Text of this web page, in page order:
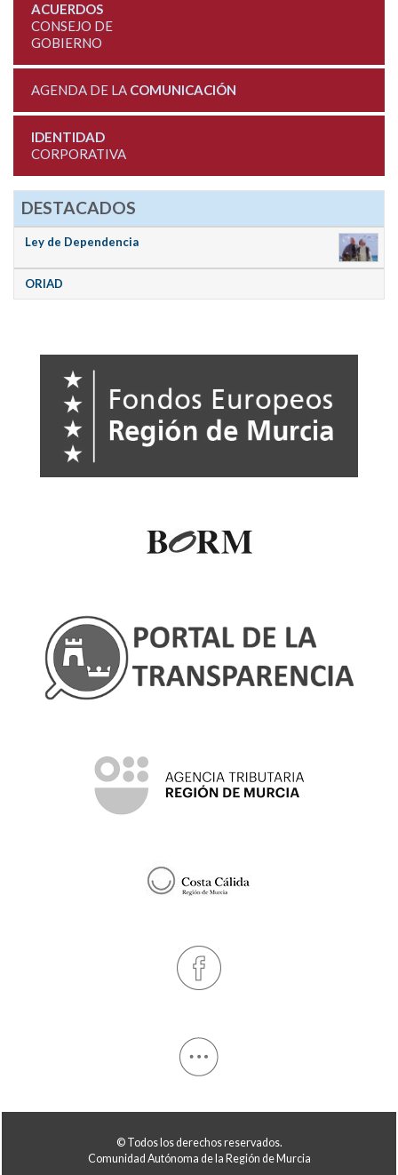
ACUERDOS
CONSEJO DE
GOBIERNO
AGENDA DE LA COMUNICACIÓN
IDENTIDAD
CORPORATIVA
DESTACADOS
Ley de Dependencia
ORIAD
© Todos los derechos reservados.
Comunidad Autónoma de la Región de Murcia